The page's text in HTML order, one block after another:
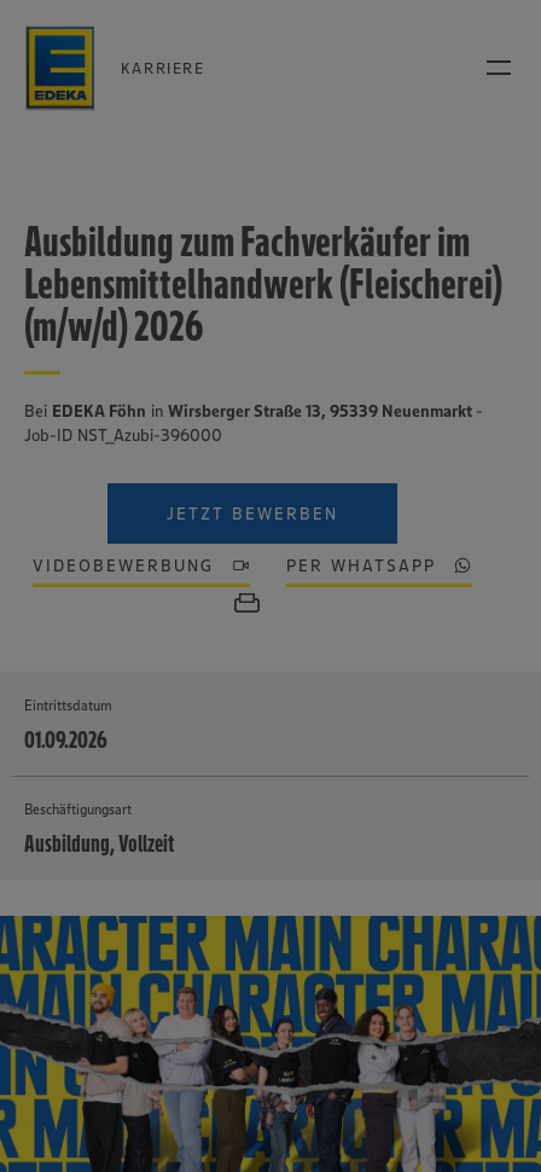
KARRIERE
Ausbildung zum Fachverkäufer im
Lebensmittelhandwerk (Fleischerei)
(m/w/d) 2026
Bei EDEKA Föhn in Wirsberger Straße 13, 95339 Neuenmarkt -
Job-ID NST_Azubi-396000
JETZT BEWERBEN
VIDEOBEWERBUNG PER WHATSAPP
Eintrittsdatum
01.09.2026
Beschäftigungsart
Ausbildung, Vollzeit